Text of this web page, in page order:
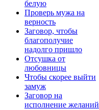
белую
Проверь мужа на
верность
Заговор, чтобы
благополучие
надолго пришло
Отсушка от
любовницы
Чтобы скорее выйти
замуж
Заговор на
исполнение желаний